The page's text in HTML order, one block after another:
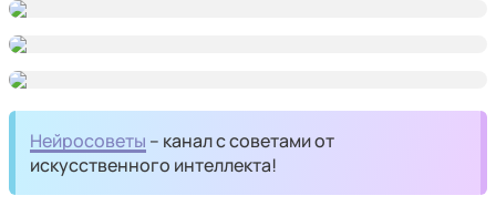
Нейросоветы – канал с советами от
искусственного интеллекта!